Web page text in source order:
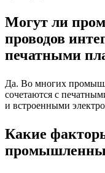
Могут ли
проводов
печатными
Да. Во многих
сочетаются с
и встроенными
Какие